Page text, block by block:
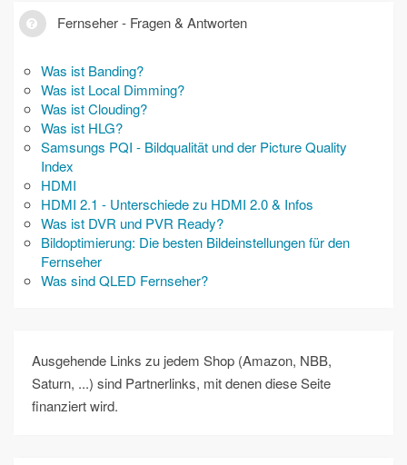
Fernseher - Fragen & Antworten
Was ist Banding?
Was ist Local Dimming?
Was ist Clouding?
Was ist HLG?
Samsungs PQI - Bildqualität und der Picture Quality
Index
HDMI
HDMI 2.1 - Unterschiede zu HDMI 2.0 & Infos
Was ist DVR und PVR Ready?
Bildoptimierung: Die besten Bildeinstellungen für den
Fernseher
Was sind QLED Fernseher?
Ausgehende Links zu jedem Shop (Amazon, NBB,
Saturn, ...) sind Partnerlinks, mit denen diese Seite
finanziert wird.